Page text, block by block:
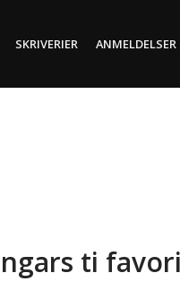
SKRIVERIER ANMELDELSER
ti